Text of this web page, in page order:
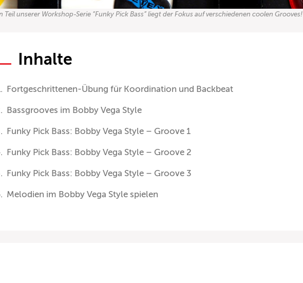
Teil unserer Workshop-Serie “Funky Pick Bass” liegt der Fokus auf verschiedenen coolen Grooves!
Inhalte
Fortgeschrittenen-Übung für Koordination und Backbeat
Bassgrooves im Bobby Vega Style
Funky Pick Bass: Bobby Vega Style – Groove 1
Funky Pick Bass: Bobby Vega Style – Groove 2
Funky Pick Bass: Bobby Vega Style – Groove 3
Melodien im Bobby Vega Style spielen